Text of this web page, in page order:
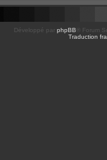
Développé par phpBB ® Forum
Traduction